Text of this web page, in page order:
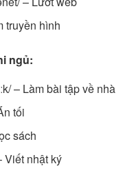
truyền hình
ngủ:
– Làm bài tập về nhà
tối
sách
Viết nhật ký